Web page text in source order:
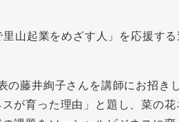
山起業をめざす人」を応援す
藤井絢子さんを講師にお招きし
が育った理由」と題し、菜の